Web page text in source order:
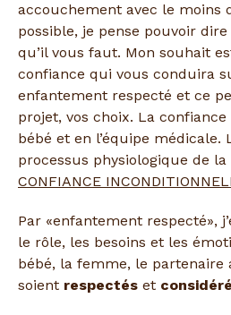
accouchement avec le moins
possible, je pense pouvoir
qu’il vous faut. Mon souhait
confiance qui vous conduira
enfantement respecté et ce
projet, vos choix. La
bébé et en l’équipe médicale.
processus physiologique de la
CONFIANCE
Par «enfantement respecté»,
le rôle, les besoins et les
bébé, la femme, le partenaire
soient respectés et